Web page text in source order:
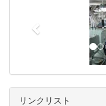
e
o
u
リンクリスト